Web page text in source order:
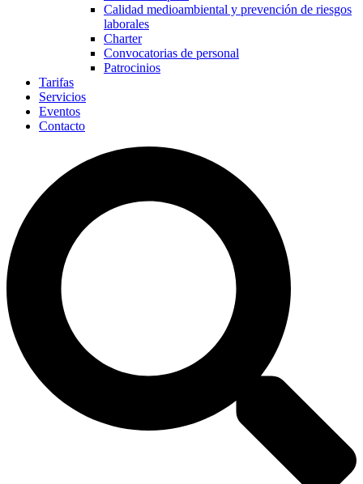
Calidad medioambiental y prevención de riesgos
laborales
Charter
Convocatorias de personal
Patrocinios
Tarifas
Servicios
Eventos
Contacto